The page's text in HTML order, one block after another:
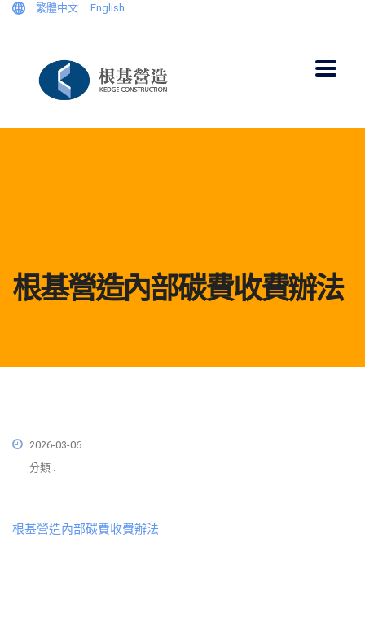
繁體中文 English
根基營造內部碳費收費辦法
2026-03-06
分類 :
根基營造內部碳費收費辦法